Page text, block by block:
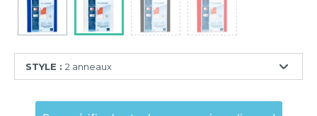
STYLE : 2 anneaux